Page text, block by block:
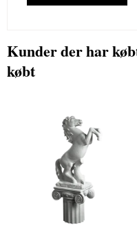
Kunder der har
købt